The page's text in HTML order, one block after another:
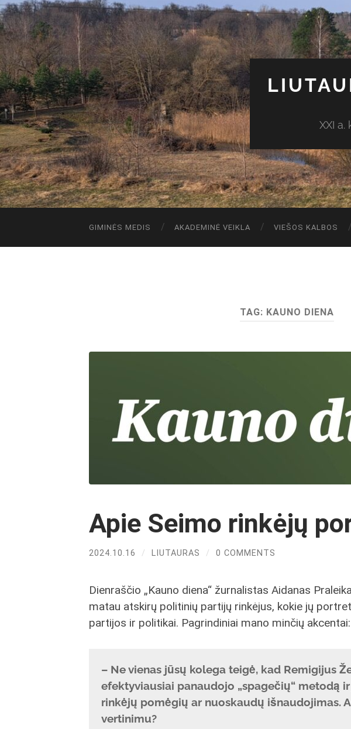
XXI
GIMINĖS MEDIS AKADEMINĖ VEIKLA VIEŠOS KALBOS
TAG: KAUNO DIENA
Apie Seimo rinkėjų
2024.10.16 / LIUTAURAS / 0 COMMENTS
Dienraščio „Kauno diena“ žurnalistas Aidanas
matau atskirų politinių partijų rinkėjus, kokie jų
partijos ir politikai. Pagrindiniai mano minčių akcentai:
– Ne vienas jūsų kolega teigė, kad Remigijus
efektyviausiai panaudojo „spagečių“ metodą
rinkėjų pomėgių ar nuoskaudų išnaudojimas.
vertinimu?